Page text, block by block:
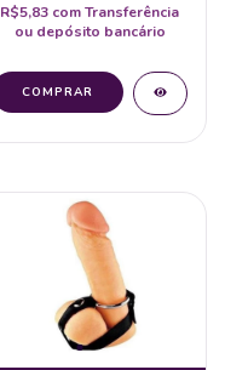
R$5,83 comTransferência
ou depósito bancário